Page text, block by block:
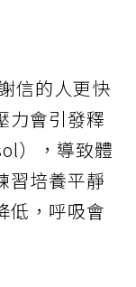
信的人更快
力會引發釋
），導致體
習培養平靜
低，呼吸會